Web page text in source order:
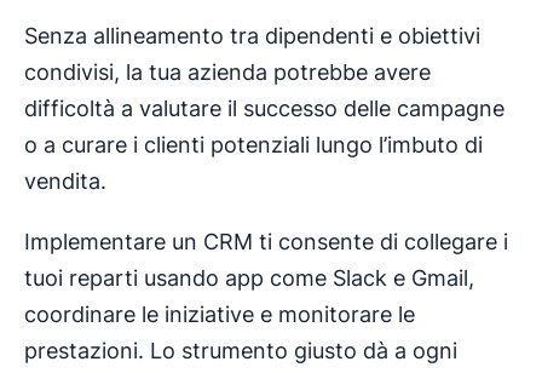
Senza allineamento tra dipendenti e obiettivi
condivisi, la tua azienda potrebbe avere
difficoltà a valutare il successo delle campagne
o a curare i clienti potenziali lungo l’imbuto di
vendita.
Implementare un CRM ti consente di collegare i
tuoi reparti usando app come Slack e Gmail,
coordinare le iniziative e monitorare le
prestazioni. Lo strumento giusto dà a ogni